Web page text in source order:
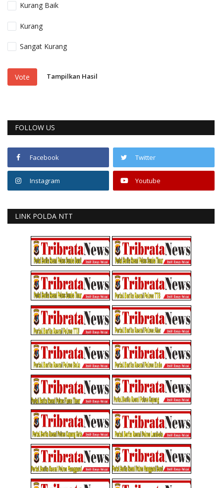
Kurang Baik
Kurang
Sangat Kurang
Vote Tampilkan Hasil
FOLLOW US
Facebook Twitter
Instagram Youtube
LINK POLDA NTT